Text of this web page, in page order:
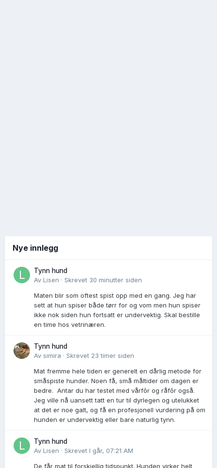
Nye innlegg
Tynn hund
Av Lisen · Skrevet 30 minutter siden
Maten blir som oftest spist opp med en gang. Jeg har
sett at hun spiser både tørr for og vom men hun spiser
ikke nok siden hun fortsatt er undervektig. Skal bestille
en time hos vetrinæren.
Tynn hund
Av simira · Skrevet 23 timer siden
Mat fremme hele tiden er generelt en dårlig metode for
småspiste hunder. Noen få, små måltider om dagen er
bedre. Antar du har testet med vårfôr og råfôr også.
Jeg ville nå uansett tatt en tur til dyrlegen og utelukket
at det er noe galt, og få en profesjonell vurdering på om
hunden er undervektig eller bare naturlig tynn.
Tynn hund
Av Lisen · Skrevet I går, 07:21 AM
De får mat til forskjellig tidspunkt. Hunden virker helt